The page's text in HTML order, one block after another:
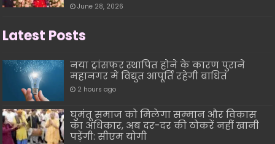
June 28, 2026
Latest Posts
नया ट्रांसफर स्थापित होने के कारण पुराने
महानगर में विद्युत आपूर्ति रहेगी बाधित
2 hours ago
घुमंतू समाज को मिलेगा सम्मान और विकास
का अधिकार, अब दर-दर की ठोकरें नहीं खानी
पड़ेंगी: सीएम योगी